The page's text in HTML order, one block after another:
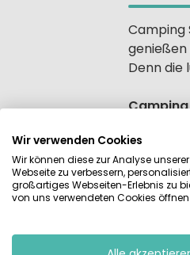
Camping
genießen
Denn die
Wenn
Jüngsten
Wasser
Ob Ihre
Wir verwenden Cookies
Wir können diese zur Analyse
Webseite zu verbessern,
großartiges Webseiten-Erlebnis zu
von uns verwendeten Cookies